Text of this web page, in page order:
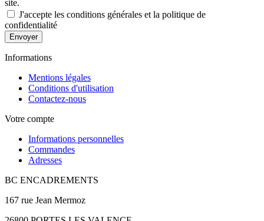
site.
J'accepte les conditions générales et la politique de
confidentialité
Envoyer
Informations
Mentions légales
Conditions d'utilisation
Contactez-nous
Votre compte
Informations personnelles
Commandes
Adresses
BC ENCADREMENTS
167 rue Jean Mermoz